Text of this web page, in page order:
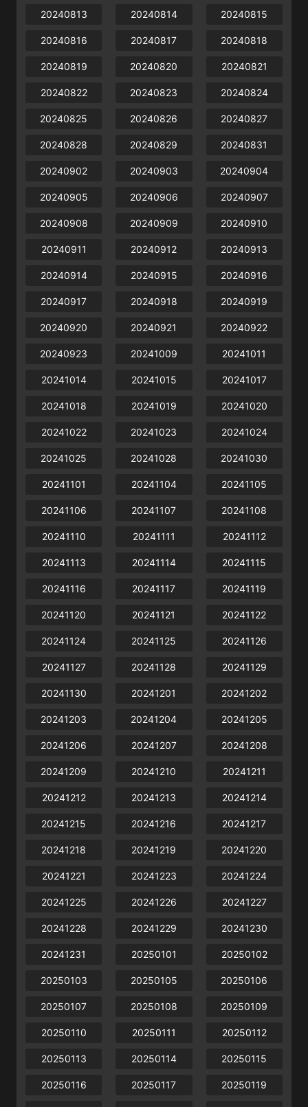
20240813 20240814 20240815
20240816 20240817 20240818
20240819 20240820 20240821
20240822 20240823 20240824
20240825 20240826 20240827
20240828 20240829 20240831
20240902 20240903 20240904
20240905 20240906 20240907
20240908 20240909 20240910
20240911 20240912 20240913
20240914 20240915 20240916
20240917 20240918 20240919
20240920 20240921 20240922
20240923 20241009 20241011
20241014 20241015 20241017
20241018 20241019 20241020
20241022 20241023 20241024
20241025 20241028 20241030
20241101 20241104 20241105
20241106 20241107 20241108
20241110 20241111 20241112
20241113 20241114 20241115
20241116 20241117 20241119
20241120 20241121 20241122
20241124 20241125 20241126
20241127 20241128 20241129
20241130 20241201 20241202
20241203 20241204 20241205
20241206 20241207 20241208
20241209 20241210 20241211
20241212 20241213 20241214
20241215 20241216 20241217
20241218 20241219 20241220
20241221 20241223 20241224
20241225 20241226 20241227
20241228 20241229 20241230
20241231 20250101 20250102
20250103 20250105 20250106
20250107 20250108 20250109
20250110 20250111 20250112
20250113 20250114 20250115
20250116 20250117 20250119